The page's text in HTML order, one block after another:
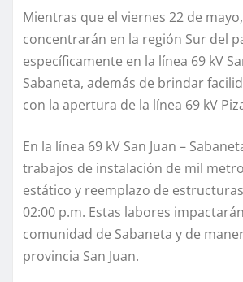
Mientras que el viernes 22 de
concentrarán en la región Sur del
específicamente en la línea 69 kV
Sabaneta, además de brindar
con la apertura de la línea 69 kV
En la línea 69 kV San Juan –
trabajos de instalación de mil
estático y reemplazo de
02:00 p.m. Estas labores
comunidad de Sabaneta y de
provincia San Juan.